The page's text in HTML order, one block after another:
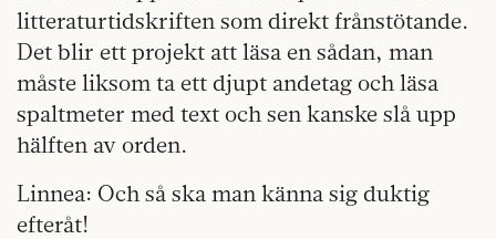
litteraturtidskriften som direkt frånstötande.
Det blir ett projekt att läsa en sådan, man
måste liksom ta ett djupt andetag och läsa
spaltmeter med text och sen kanske slå upp
hälften av orden.
Linnea: Och så ska man känna sig duktig
efteråt!